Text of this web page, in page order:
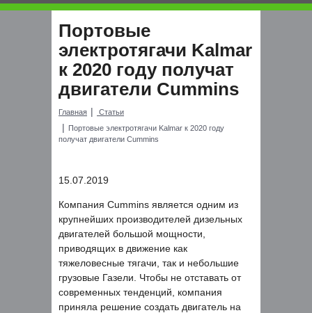
Портовые
электротягачи Kalmar
к 2020 году получат
двигатели Cummins
Главная
Статьи
Портовые электротягачи Kalmar к 2020 году
получат двигатели Cummins
15.07.2019
Компания Cummins является одним из
крупнейших производителей дизельных
двигателей большой мощности,
приводящих в движение как
тяжеловесные тягачи, так и небольшие
грузовые Газели. Чтобы не отставать от
современных тенденций, компания
приняла решение создать двигатель на